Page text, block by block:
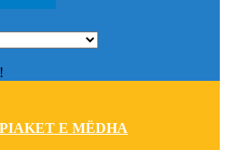
E MËDHA